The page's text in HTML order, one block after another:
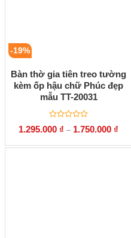
-19%
Bàn thờ gia tiên treo tường
kèm ốp hậu chữ Phúc đẹp
mẫu TT-20031
Được
xếp
0
1.295.000 ₫ – 1.750.000 ₫